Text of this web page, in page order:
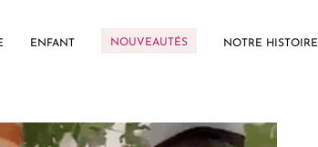
ENFANT NOUVEAUTÉS NOTRE HISTOIRE